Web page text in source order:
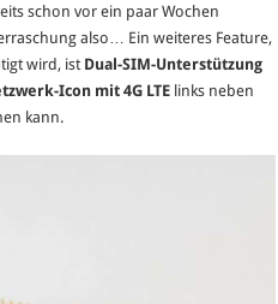
schon vor ein paar Wochen
also… Ein weiteres Feature,
wird, ist Dual-SIM-Unterstützung
Icon mit 4G LTE links neben
kann.